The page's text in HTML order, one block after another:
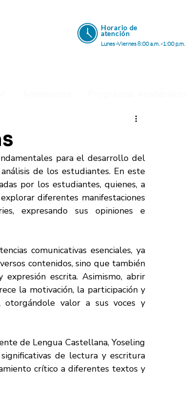
Horario de
atención
Lunes -Viernes 8:00 a.m. -1:00 p.m.
para el desarrollo del
de los estudiantes. En este
por los estudiantes, quienes, a
diferentes manifestaciones
expresando sus opiniones e
comunicativas esenciales, ya
contenidos, sino que también
escrita. Asimismo, abrir
la motivación, la participación y
otorgándole valor a sus voces y
de Lengua Castellana, Yoseling
de lectura y escritura
crítico a diferentes textos y